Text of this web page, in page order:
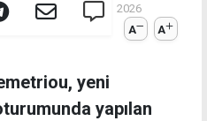
2026
A
A
yeni
yapılan